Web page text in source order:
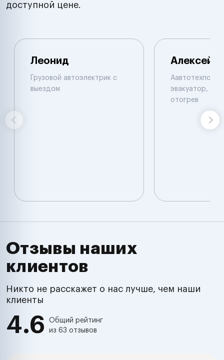
доступной цене.
Леонид
Грузовой автоэлектрик с
выездом
Алексей
эвакуатор,
отогрев
Отзывы наших
клиентов
Никто не расскажет о нас лучше, чем наши
клиенты
4.6
Общий рейтинг
из 63 отзывов